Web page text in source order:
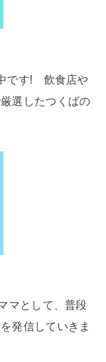
です! 飲食店や
選したつくばの
マとして、普段
発信していきま